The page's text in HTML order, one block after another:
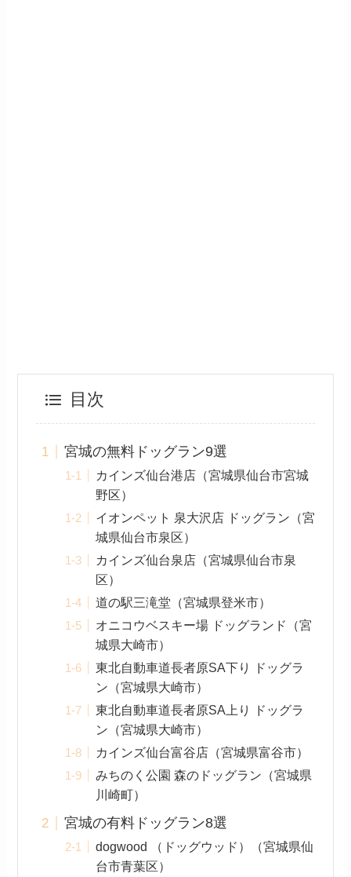
目次
宮城の無料ドッグラン9選
カインズ仙台港店（宮城県仙台市宮城
野区）
イオンペット 泉大沢店 ドッグラン（宮
城県仙台市泉区）
カインズ仙台泉店（宮城県仙台市泉
区）
道の駅三滝堂（宮城県登米市）
オニコウベスキー場 ドッグランド（宮
城県大崎市）
東北自動車道長者原SA下り ドッグラ
ン（宮城県大崎市）
東北自動車道長者原SA上り ドッグラ
ン（宮城県大崎市）
カインズ仙台富谷店（宮城県富谷市）
みちのく公園 森のドッグラン（宮城県
川崎町）
宮城の有料ドッグラン8選
dogwood （ドッグウッド）（宮城県仙
台市青葉区）